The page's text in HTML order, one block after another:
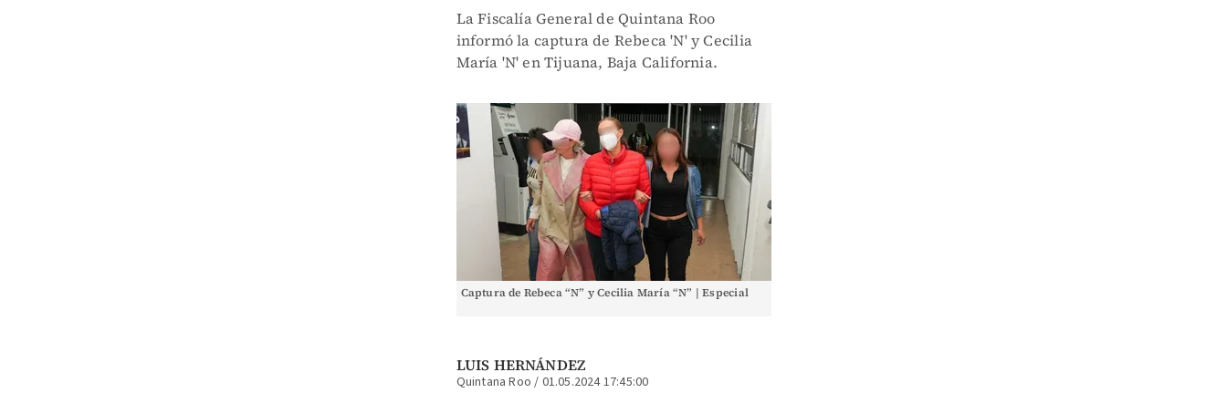
La Fiscalía General de Quintana Roo
informó la captura de Rebeca 'N' y Cecilia
María 'N' en Tijuana, Baja California.
Captura de Rebeca “N” y Cecilia María “N” | Especial
LUIS HERNÁNDEZ
Quintana Roo / 01.05.2024 17:45:00